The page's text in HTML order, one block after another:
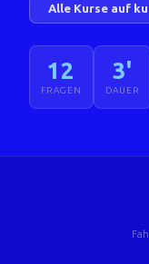
Alle Kurse auf
12
FRAGEN
3'
DAUER